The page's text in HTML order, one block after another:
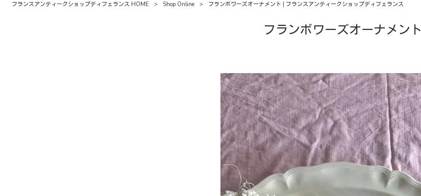
フランスアンティークショップディフェランス HOME > Shop Online > フランボワーズオーナメント | フランスアンティークショップディフェランス
フランボワーズオーナメント